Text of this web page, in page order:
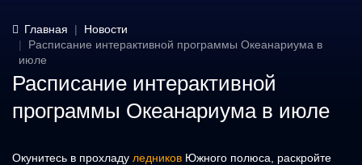
Главная
Новости
Расписание интерактивной программы Океанариума в
июле
Расписание интерактивной
программы Океанариума в июле
Окунитесь в прохладу ледников Южного полюса, раскройте